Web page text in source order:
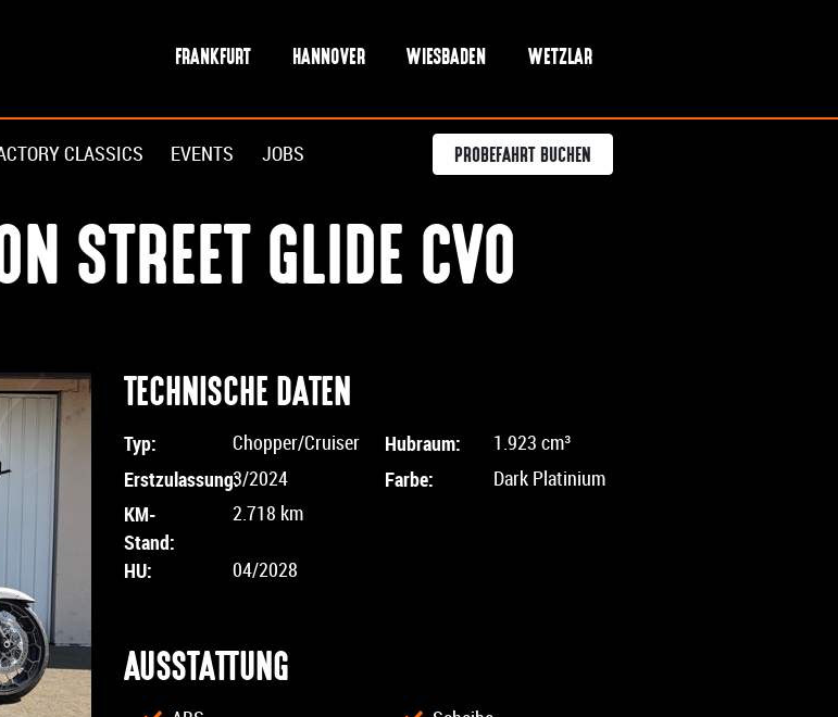
FRANKFURT HANNOVER WIESBADEN WETZLAR
CLASSICS EVENTS JOBS PROBEFAHRT BUCHEN
STREET GLIDE CVO
TECHNISCHE DATEN
Typ: Chopper/Cruiser
Erstzulassung:3/2024
KM-
Stand:
2.718 km
HU: 04/2028
Hubraum: 1.923 cm³
Farbe: Dark Platinium
AUSSTATTUNG